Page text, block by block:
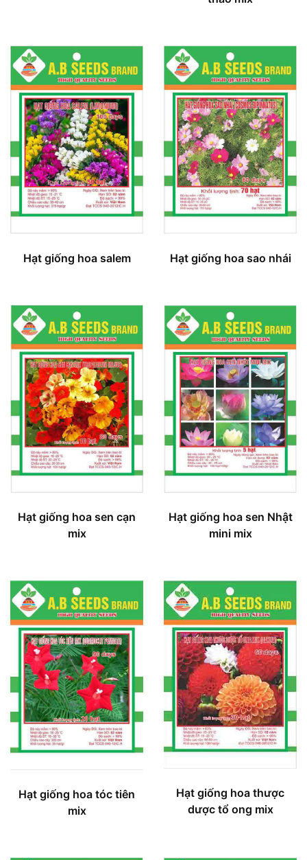
Hạt giống hoa salem Hạt giống hoa sao nhái
Hạt giống hoa sen cạn
mix
Hạt giống hoa sen Nhật
mini mix
Hạt giống hoa tóc tiên
mix
Hạt giống hoa thược
dược tổ ong mix